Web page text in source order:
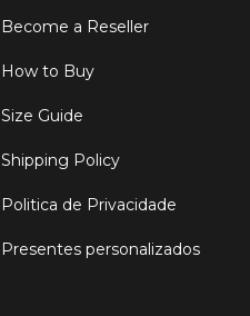
Become a Reseller
How to Buy
Size Guide
Shipping Policy
Politica de Privacidade
Presentes personalizados